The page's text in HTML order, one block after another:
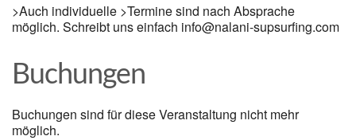
>Auch individuelle >Termine sind nach Absprache
möglich. Schreibt uns einfach info@nalani-supsurfing.com
Buchungen
Buchungen sind für diese Veranstaltung nicht mehr
möglich.